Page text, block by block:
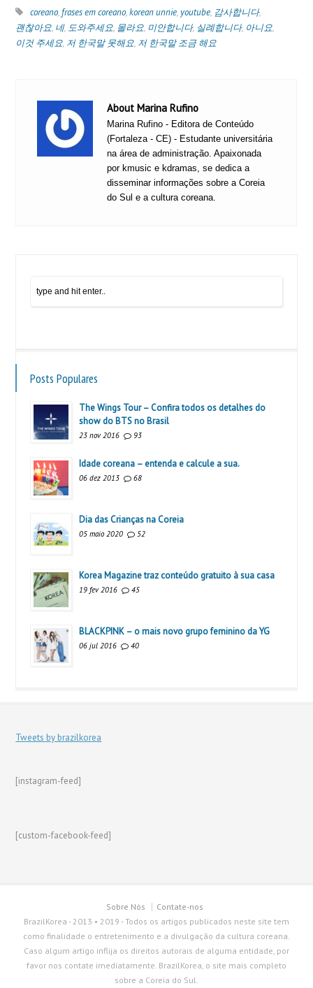
coreano, frases em coreano,korean unnie, youtube, 감사합니다,
괜찮아요, 네, 도와주세요, 몰라요, 미안합니다, 실례합니다, 아니요,
이것 주세요, 저 한국말 못해요, 저 한국말 조금 해요
About Marina Rufino
Marina Rufino - Editora de Conteúdo
(Fortaleza - CE) - Estudante universitária
na área de administração. Apaixonada
por kmusic e kdramas, se dedica a
disseminar informações sobre a Coreia
do Sul e a cultura coreana.
Posts Populares
The Wings Tour – Confira todos os detalhes do
show do BTS no Brasil
23 nov 2016 93
Idade coreana – entenda e calcule a sua.
06 dez 2013 68
Dia das Crianças na Coreia
05 maio 2020 52
Korea Magazine traz conteúdo gratuito à sua casa
19 fev 2016 45
BLACKPINK – o mais novo grupo feminino da YG
06 jul 2016 40
Tweets by brazilkorea
[instagram-feed]
[custom-facebook-feed]
Sobre Nós
Contate-nos
BrazilKorea - 2013 • 2019 - Todos os artigos publicados neste site tem
como finalidade o entretenimento e a divulgação da cultura coreana.
Caso algum artigo inflija os direitos autorais de alguma entidade, por
favor nos contate imediatamente. BrazilKorea, o site mais completo
sobre a Coreia do Sul.